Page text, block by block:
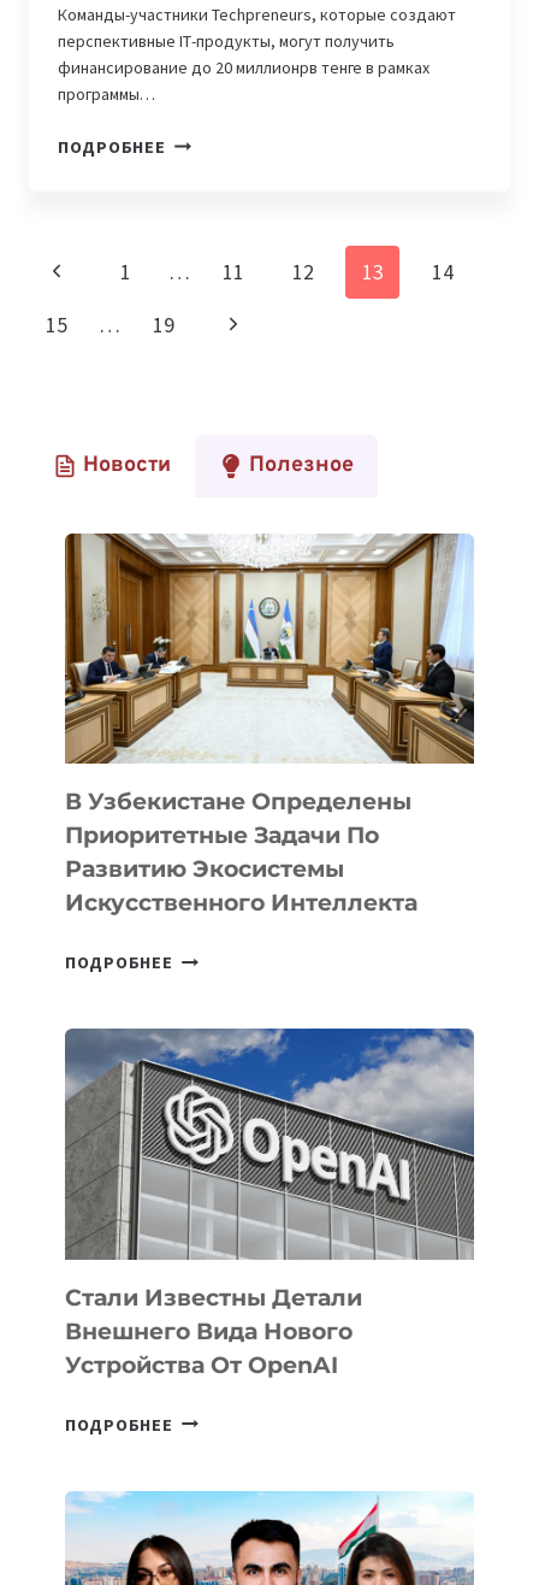
Команды-участники Techpreneurs, которые создают
перспективные ІТ-продукты, могут получить
финансирование до 20 миллионрв тенге в рамках
программы…
ПОДРОБНЕЕ ASTANA
НА
НЕПРЕРЫВНОЙ
Навигация
по
Предыдущая
страница
1 … 11 12 13
14
15
… 19
Следующая
Новости Полезное
В Узбекистане Определены
Приоритетные Задачи По
Развитию Экосистемы
Искусственного Интеллекта
ПОДРОБНЕЕ
ПРИОРИТЕТНЫЕ
ЗАДАЧИ
ПО
РАЗВИТИЮ
ЭКОСИСТЕМЫ
ИСКУССТВЕННОГО
ИНТЕЛЛЕКТА
Стали Известны Детали
Внешнего Вида Нового
Устройства От OpenAI
ПОДРОБНЕЕ СТАЛИ
ВНЕШНЕГО
ВИДА
НОВОГО